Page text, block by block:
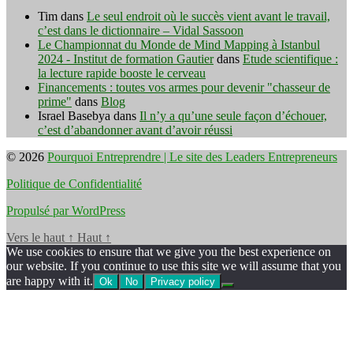
Tim dans Le seul endroit où le succès vient avant le travail,
c’est dans le dictionnaire – Vidal Sassoon
Le Championnat du Monde de Mind Mapping à Istanbul
2024 - Institut de formation Gautierdans Etude scientifique :
la lecture rapide booste le cerveau
Financements : toutes vos armes pour devenir "chasseur de
prime" dans Blog
Israel Basebya dans Il n’y a qu’une seule façon d’échouer,
c’est d’abandonner avant d’avoir réussi
© 2026 Pourquoi Entreprendre | Le site des Leaders Entrepreneurs
Politique de Confidentialité
Propulsé par WordPress
Vers le haut ↑ Haut ↑
We use cookies to ensure that we give you the best experience on
our website. If you continue to use this site we will assume that you
are happy with it. Ok No Privacy policy